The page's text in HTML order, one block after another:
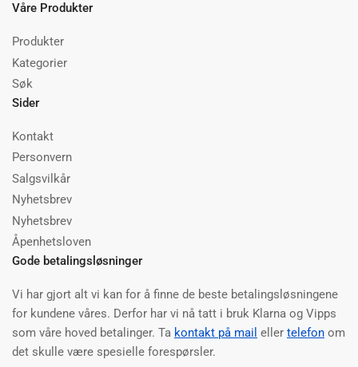
Våre Produkter
Produkter
Kategorier
Søk
Sider
Kontakt
Personvern
Salgsvilkår
Nyhetsbrev
Nyhetsbrev
Åpenhetsloven
Gode betalingsløsninger
Vi har gjort alt vi kan for å finne de beste betalingsløsningene
for kundene våres. Derfor har vi nå tatt i bruk Klarna og Vipps
som våre hoved betalinger. Ta kontakt på mail eller telefon om
det skulle være spesielle forespørsler.